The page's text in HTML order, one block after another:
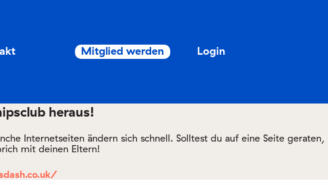
Mitglied werden Login
heraus!
Internetseiten ändern sich schnell. Solltest du auf eine Seite geraten,
mit deinen Eltern!